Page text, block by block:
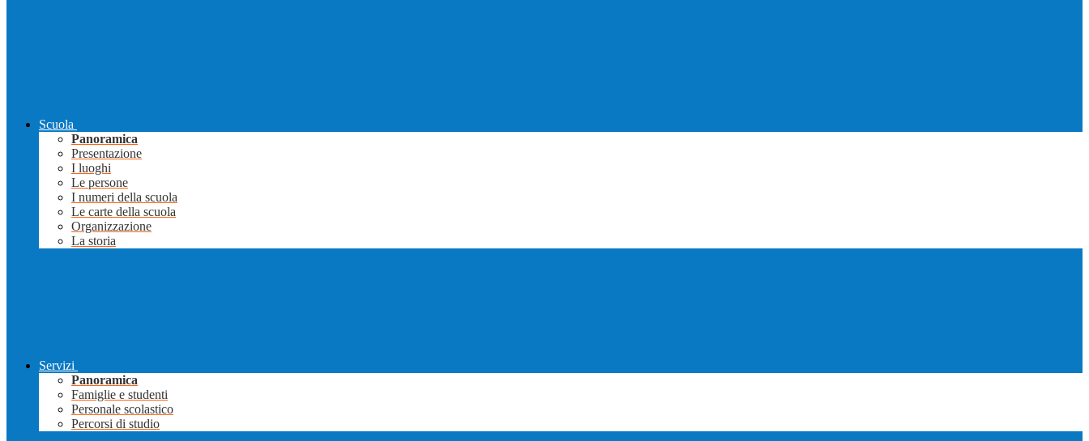
Scuola
Panoramica
Presentazione
I luoghi
Le persone
I numeri della scuola
Le carte della scuola
Organizzazione
La storia
Servizi
Panoramica
Famiglie e studenti
Personale scolastico
Percorsi di studio